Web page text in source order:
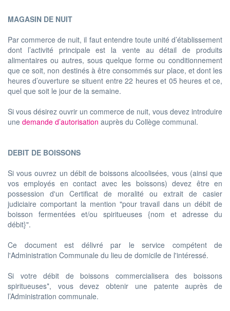
MAGASIN DE NUIT
Par commerce de nuit, il faut entendre toute unité d’établissement
dont l’activité principale est la vente au détail de produits
alimentaires ou autres, sous quelque forme ou conditionnement
que ce soit, non destinés à être consommés sur place, et dont les
heures d’ouverture se situent entre 22 heures et 05 heures et ce,
quel que soit le jour de la semaine.
Si vous désirez ouvrir un commerce de nuit, vous devez introduire
une demande d’autorisation auprès du Collège communal.
DEBIT DE BOISSONS
Si vous ouvrez un débit de boissons alcoolisées, vous (ainsi que
vos employés en contact avec les boissons) devez être en
possession d'un Certificat de moralité ou extrait de casier
judiciaire comportant la mention "pour travail dans un débit de
boisson fermentées et/ou spiritueuses {nom et adresse du
débit}".
Ce document est délivré par le service compétent de
l'Administration Communale du lieu de domicile de l'intéressé.
Si votre débit de boissons commercialisera des boissons
spiritueuses*, vous devez obtenir une patente auprès de
l’Administration communale.